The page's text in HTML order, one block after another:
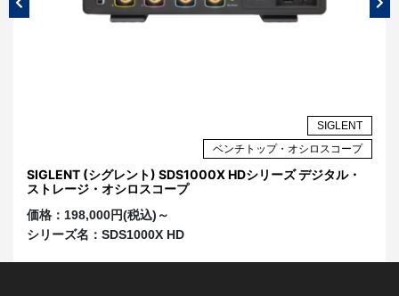
SIGLENT
ベンチトップ・オシロスコープ
SIGLENT (シグレント) SDS1000X HDシリーズ デジタル・
ストレージ・オシロスコープ
価格： 198,000円(税込)～
シリーズ名： SDS1000X HD